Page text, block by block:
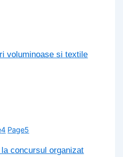
voluminoase si textile
4 Page5
concursul organizat